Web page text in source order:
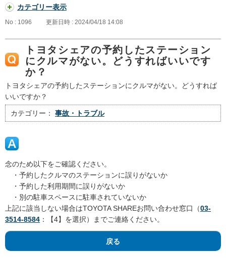
カテゴリー表示
No : 1096 更新日時 : 2024/04/18 14:08
トヨタシェアの予約したステーション
にクルマがない。どうすればいいです
か？
トヨタシェアの予約したステーションにクルマがない。どうすれば
いいですか？
カテゴリー： 事故・トラブル
念のため以下をご確認ください。
・予約したクルマのステーションに誤りがないか
・予約した利用期間に誤りがないか
・別の駐車スペースに駐車されていないか
上記に該当しない場合はTOYOTA SHAREお問い合わせ窓口（03-
3514-8584 ：【4】を選択）までご連絡ください。
戻る